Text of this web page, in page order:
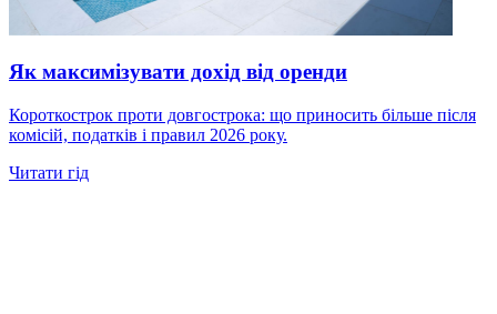
Як максимізувати дохід від оренди
Короткострок проти довгострока: що приносить більше після
комісій, податків і правил 2026 року.
Читати гід